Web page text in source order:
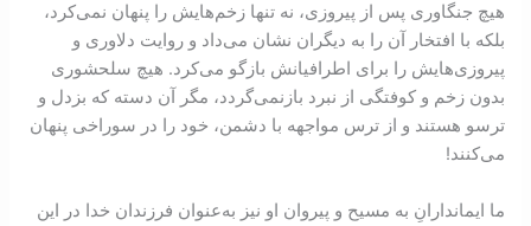
هیچ جنگاوری پس از پیروزی، نه تنها زخم‌هایش را پنهان نمی‌کرد،
بلکه با افتخار آن را به دیگران نشان می‌داد و روایت دلاوری و
پیروزی‌هایش را برای اطرافیانش بازگو می‌کرد. هیچ سلحشوری
بدون زخم و کوفتگی از نبرد بازنمی‌گردد، مگر آن دسته که بزدل و
ترسو هستند و از ترس مواجهه با دشمن، خود را در سوراخی پنهان
می‌کنند!
ما ايماندارانِ به مسيح و پيروان او نیز به‌عنوان فرزندان خدا در این